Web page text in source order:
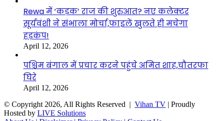
Rewa में ‘कड़क’ राज की शुरुआत? नए कलेक्टर
सूर्यवंशी ने संभाला मोर्चा,फाइलें खुलते ही मचेगा
हड़कंप!
April 12, 2026
पश्चिम बंगाल में प्रचार करने पहुंचे अमित शाह,चौतरफा
घिरे
April 12, 2026
© Copyright 2026, All Rights Reserved | Vihan TV | Proudly
Hosted by LIVE Solutions